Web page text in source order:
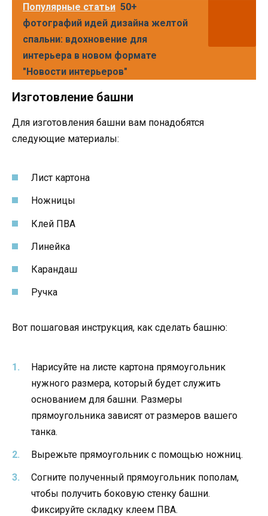
Популярные статьи 50+
фотографий идей дизайна желтой
спальни: вдохновение для
интерьера в новом формате
"Новости интерьеров"
Изготовление башни
Для изготовления башни вам понадобятся
следующие материалы:
Лист картона
Ножницы
Клей ПВА
Линейка
Карандаш
Ручка
Вот пошаговая инструкция, как сделать башню:
Нарисуйте на листе картона прямоугольник
нужного размера, который будет служить
основанием для башни. Размеры
прямоугольника зависят от размеров вашего
танка.
Вырежьте прямоугольник с помощью ножниц.
Согните полученный прямоугольник пополам,
чтобы получить боковую стенку башни.
Фиксируйте складку клеем ПВА.